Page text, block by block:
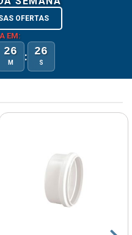
OFERTAS
EM:
26
M : 26
S